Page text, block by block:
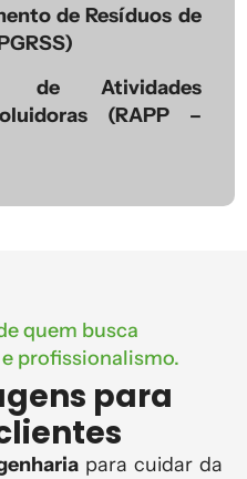
de Resíduos de
de Atividades
(RAPP –
quem busca
profissionalismo.
para
para cuidar da